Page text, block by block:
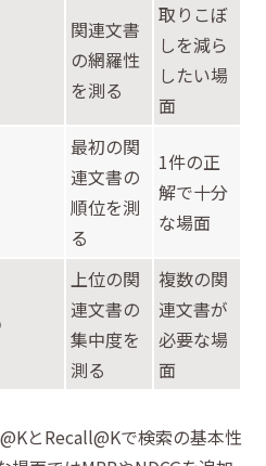
関連文書
の網羅性
を測る
取りこぼ
しを減ら
したい場
面
最初の関
連文書の
順位を測
る
1件の正
解で十分
な場面
上位の関
連文書の
集中度を
測る
複数の関
連文書が
必要な場
面
とRecall@Kで検索の基本性